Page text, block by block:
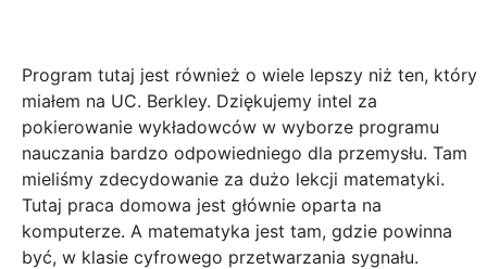
Program tutaj jest również o wiele lepszy niż ten, który
miałem na UC. Berkley. Dziękujemy intel za
pokierowanie wykładowców w wyborze programu
nauczania bardzo odpowiedniego dla przemysłu. Tam
mieliśmy zdecydowanie za dużo lekcji matematyki.
Tutaj praca domowa jest głównie oparta na
komputerze. A matematyka jest tam, gdzie powinna
być, w klasie cyfrowego przetwarzania sygnału.